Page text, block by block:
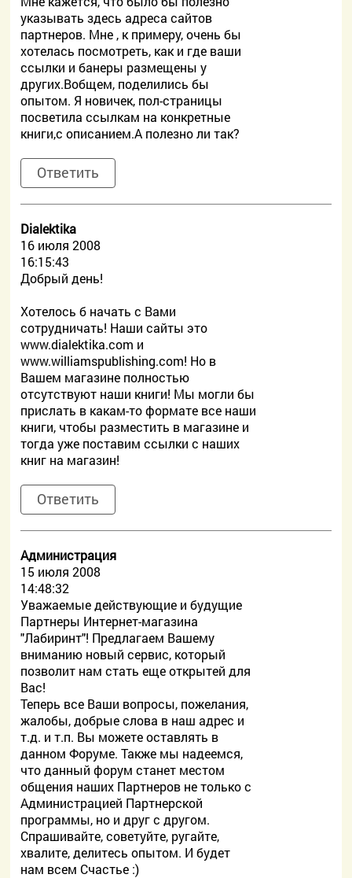
указывать здесь адреса сайтов
партнеров. Мне , к примеру, очень бы
хотелась посмотреть, как и где ваши
ссылки и банеры размещены у
других.Вобщем, поделились бы
опытом. Я новичек, пол-страницы
посветила ссылкам на конкретные
книги,с описанием.А полезно ли так?
Ответить
Dialektika
16 июля 2008
16:15:43
Добрый день!
Хотелось б начать с Вами
сотрудничать! Наши сайты это
www.dialektika.com и
www.williamspublishing.com! Но в
Вашем магазине полностью
отсутствуют наши книги! Мы могли бы
прислать в какам-то формате все наши
книги, чтобы разместить в магазине и
тогда уже поставим ссылки с наших
книг на магазин!
Ответить
Администрация
15 июля 2008
14:48:32
Уважаемые действующие и будущие
Партнеры Интернет-магазина
"Лабиринт"! Предлагаем Вашему
вниманию новый сервис, который
позволит нам стать еще открытей для
Вас!
Теперь все Ваши вопросы, пожелания,
жалобы, добрые слова в наш адрес и
т.д. и т.п. Вы можете оставлять в
данном Форуме. Также мы надеемся,
что данный форум станет местом
общения наших Партнеров не только с
Администрацией Партнерской
программы, но и друг с другом.
Спрашивайте, советуйте, ругайте,
хвалите, делитесь опытом. И будет
нам всем Счастье :)